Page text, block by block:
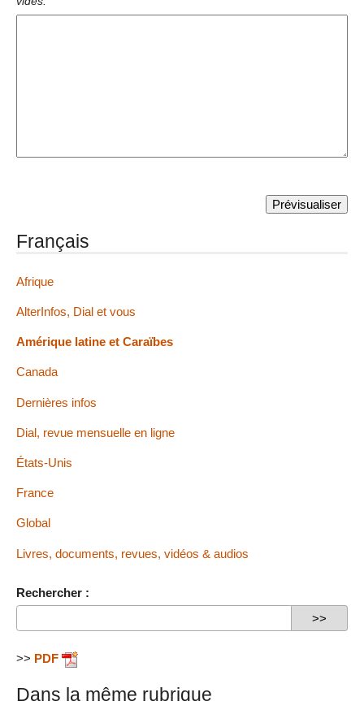
Français
Afrique
AlterInfos, Dial et vous
Amérique latine et Caraïbes
Canada
Dernières infos
Dial, revue mensuelle en ligne
États-Unis
France
Global
Livres, documents, revues, vidéos & audios
Rechercher :
>> PDF
Dans la même rubrique